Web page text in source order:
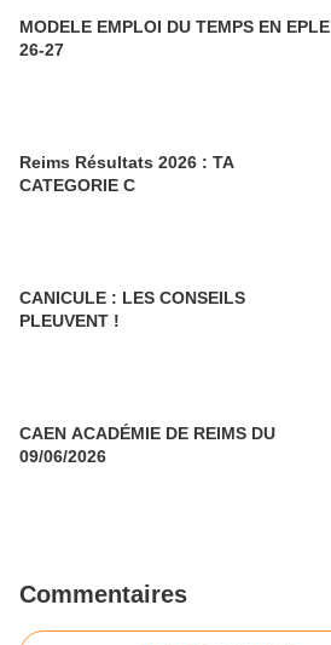
MODELE EMPLOI DU TEMPS EN EPLE
26-27
Reims Résultats 2026 : TA
CATEGORIE C
CANICULE : LES CONSEILS
PLEUVENT !
CAEN ACADÉMIE DE REIMS DU
09/06/2026
Commentaires